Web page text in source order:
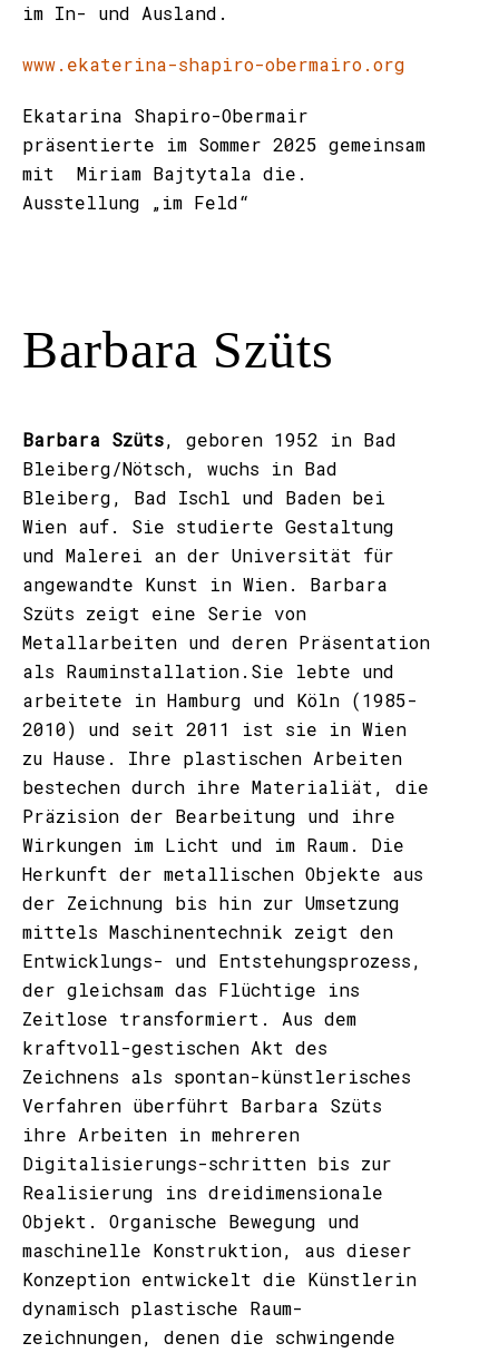
im In- und Ausland.
www.ekaterina-shapiro-obermairo.org
Ekatarina Shapiro-Obermair
präsentierte im Sommer 2025 gemeinsam
mit Miriam Bajtytala die.
Ausstellung „im Feld“
Barbara Szüts
Barbara Szüts, geboren 1952 in Bad
Bleiberg/Nötsch, wuchs in Bad
Bleiberg, Bad Ischl und Baden bei
Wien auf. Sie studierte Gestaltung
und Malerei an der Universität für
angewandte Kunst in Wien. Barbara
Szüts zeigt eine Serie von
Metallarbeiten und deren Präsentation
als Rauminstallation.Sie lebte und
arbeitete in Hamburg und Köln (1985-
2010) und seit 2011 ist sie in Wien
zu Hause. Ihre plastischen Arbeiten
bestechen durch ihre Materialiät, die
Präzision der Bearbeitung und ihre
Wirkungen im Licht und im Raum. Die
Herkunft der metallischen Objekte aus
der Zeichnung bis hin zur Umsetzung
mittels Maschinentechnik zeigt den
Entwicklungs- und Entstehungsprozess,
der gleichsam das Flüchtige ins
Zeitlose transformiert. Aus dem
kraftvoll-gestischen Akt des
Zeichnens als spontan-künstlerisches
Verfahren überführt Barbara Szüts
ihre Arbeiten in mehreren
Digitalisierungs-schritten bis zur
Realisierung ins dreidimensionale
Objekt. Organische Bewegung und
maschinelle Konstruktion, aus dieser
Konzeption entwickelt die Künstlerin
dynamisch plastische Raum-
zeichnungen, denen die schwingende